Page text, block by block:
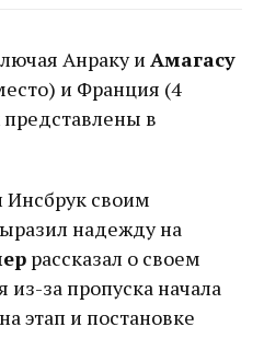
Анраку и Амагасу
и Франция (4
в
Инсбрук своим
надежду на
рассказал о своем
из-за пропуска начала
этап и постановке